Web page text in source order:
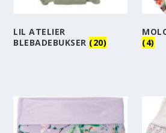
LIL ATELIER
BLEBADEBUKSER (20)
(4)